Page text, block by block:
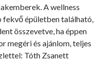
A wellness
fekvő épületben található,
összevetve, ha éppen
megéri és ajánlom, teljes
Tóth Zsanett